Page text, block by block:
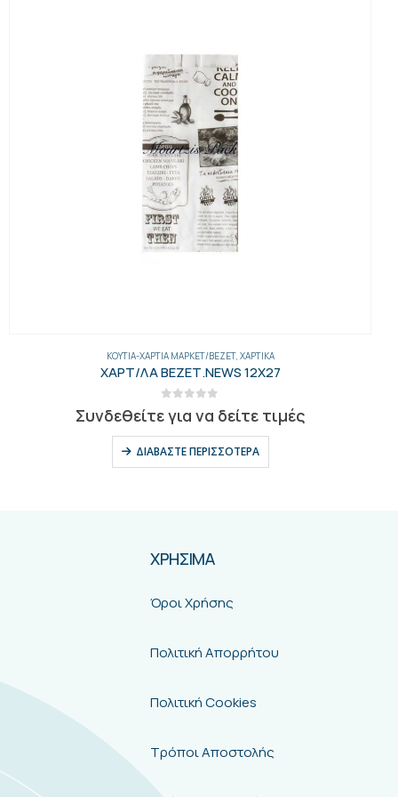
ΚΟΥΤΙΆ-ΧΑΡΤΙΆ ΜΑΡΚΕΤ/ΒΕΖΕΤ, ΧΑΡΤΙΚΆ
ΧΑΡΤ/ΛΑ ΒΕΖΕΤ.NEWS 12Χ27
Συνδεθείτε για να δείτε τιμές
ΔΙΑΒΆΣΤΕ ΠΕΡΙΣΣΌΤΕΡΑ
ΧΡΗΣΙΜΑ
Όροι Χρήσης
Πολιτική Απορρήτου
Πολιτική Cookies
Τρόποι Αποστολής